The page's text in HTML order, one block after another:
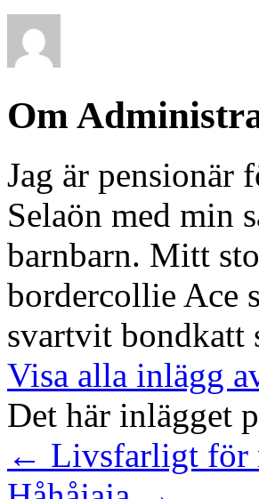
Om
Jag är pensionär
Selaön med min
barnbarn. Mitt
bordercollie Ace
svartvit bondkatt
Visa alla inlägg
Det här inlägget
← Livsfarligt för